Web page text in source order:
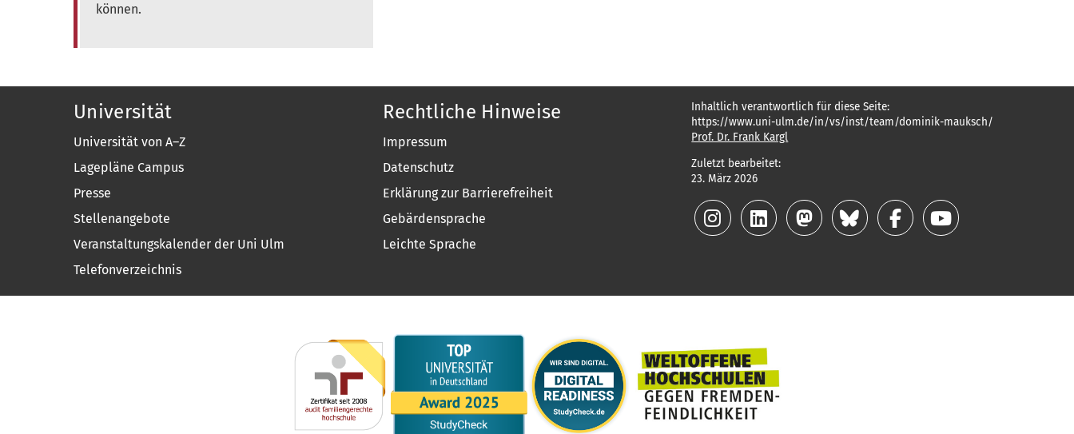
können.
Universität
Universität von A–Z
Lagepläne Campus
Presse
Stellenangebote
Veranstaltungskalender der Uni Ulm
Telefonverzeichnis
Rechtliche Hinweise
Impressum
Datenschutz
Erklärung zur Barrierefreiheit
Gebärdensprache
Leichte Sprache
Inhaltlich verantwortlich für diese Seite:
https://www.uni-ulm.de/in/vs/inst/team/dominik-mauksch/
Prof. Dr. Frank Kargl
Zuletzt bearbeitet:
23. März 2026